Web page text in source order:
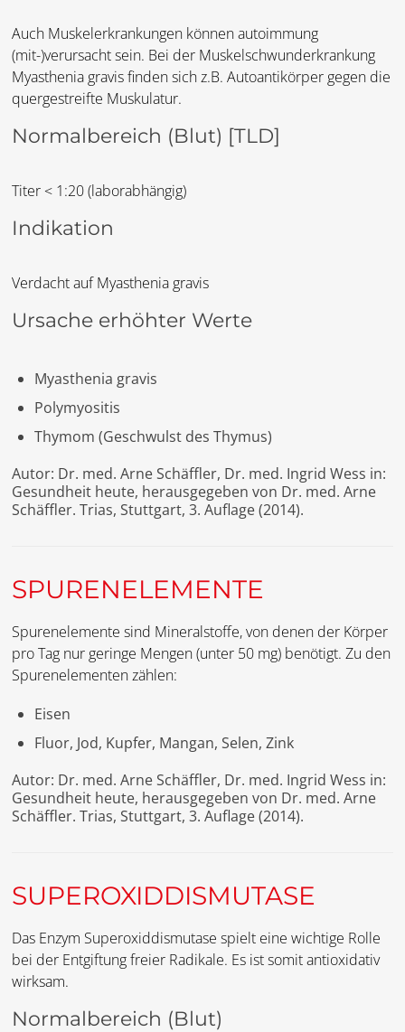
Auch Muskelerkrankungen können autoimmung
(mit-)verursacht sein. Bei der Muskelschwunderkrankung
Myasthenia gravis finden sich z.B. Autoantikörper gegen die
quergestreifte Muskulatur.
Normalbereich (Blut) [TLD]
Titer < 1:20 (laborabhängig)
Indikation
Verdacht auf Myasthenia gravis
Ursache erhöhter Werte
Myasthenia gravis
Polymyositis
Thymom (Geschwulst des Thymus)
Autor: Dr. med. Arne Schäffler, Dr. med. Ingrid Wess in:
Gesundheit heute, herausgegeben von Dr. med. Arne
Schäffler. Trias, Stuttgart, 3. Auflage (2014).
SPURENELEMENTE
Spurenelemente sind Mineralstoffe, von denen der Körper
pro Tag nur geringe Mengen (unter 50 mg) benötigt. Zu den
Spurenelementen zählen:
Eisen
Fluor, Jod, Kupfer, Mangan, Selen, Zink
Autor: Dr. med. Arne Schäffler, Dr. med. Ingrid Wess in:
Gesundheit heute, herausgegeben von Dr. med. Arne
Schäffler. Trias, Stuttgart, 3. Auflage (2014).
SUPEROXIDDISMUTASE
Das Enzym Superoxiddismutase spielt eine wichtige Rolle
bei der Entgiftung freier Radikale. Es ist somit antioxidativ
wirksam.
Normalbereich (Blut)